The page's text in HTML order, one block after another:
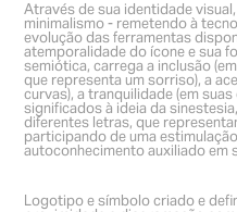
Através de sua identidade
minimalismo - remetendo à
evolução das ferramentas
atemporalidade do ícone e sua
semiótica, carrega a inclusão
que representa um sorriso), a
curvas), a tranquilidade (em
significados à ideia da
diferentes letras, que
participando de uma
autoconhecimento auxiliado em
Logotipo e símbolo criado e